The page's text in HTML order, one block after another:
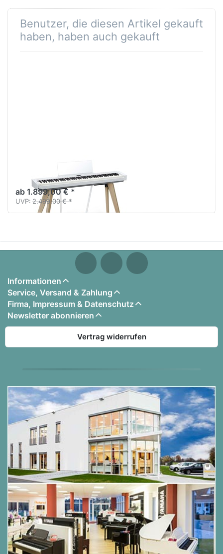
Sitzfläche 35cm Durchmesser
höhenverstellbar von 46 bis 58cm
Benutzer, die diesen Artikel gekauft
haben, haben auch gekauft
S7000 WE Weiß
ab 1.899,00 € *
UVP: 2.499,00 € *
Informationen
Service, Versand & Zahlung
Firma, Impressum & Datenschutz
Newsletter abonnieren
Vertrag widerrufen